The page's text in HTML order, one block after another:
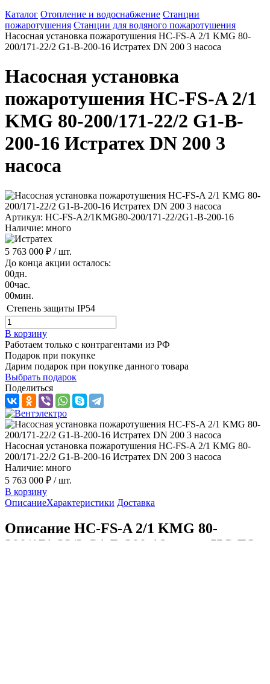
Каталог Отопление и водоснабжение Станции
пожаротушения Станции для водяного пожаротушения
Насосная установка пожаротушения HC-FS-A 2/1 KMG 80-
200/171-22/2 G1-B-200-16 Истратех DN 200 3 насоса
Насосная установка
пожаротушения HC-FS-A 2/1
KMG 80-200/171-22/2 G1-B-
200-16 Истратех DN 200 3
насоса
Артикул: HC-FS-A2/1KMG80-200/171-22/2G1-B-200-16
Наличие: много
5 763 000 ₽ / шт.
До конца акции осталось:
00дн.
00час.
00мин.
Степень защиты IP54
В корзину
Работаем только с контрагентами из РФ
Подарок при покупке
Дарим подарок при покупке данного товара
Выбрать подарок
Поделиться
Насосная установка пожаротушения HC-FS-A 2/1 KMG 80-
200/171-22/2 G1-B-200-16 Истратех DN 200 3 насоса
Наличие: много
5 763 000 ₽ / шт.
В корзину
ОписаниеХарактеристики Доставка
Описание HC-FS-A 2/1 KMG 80-
200/171-22/2 G1-B-200-16 серии HC-FS